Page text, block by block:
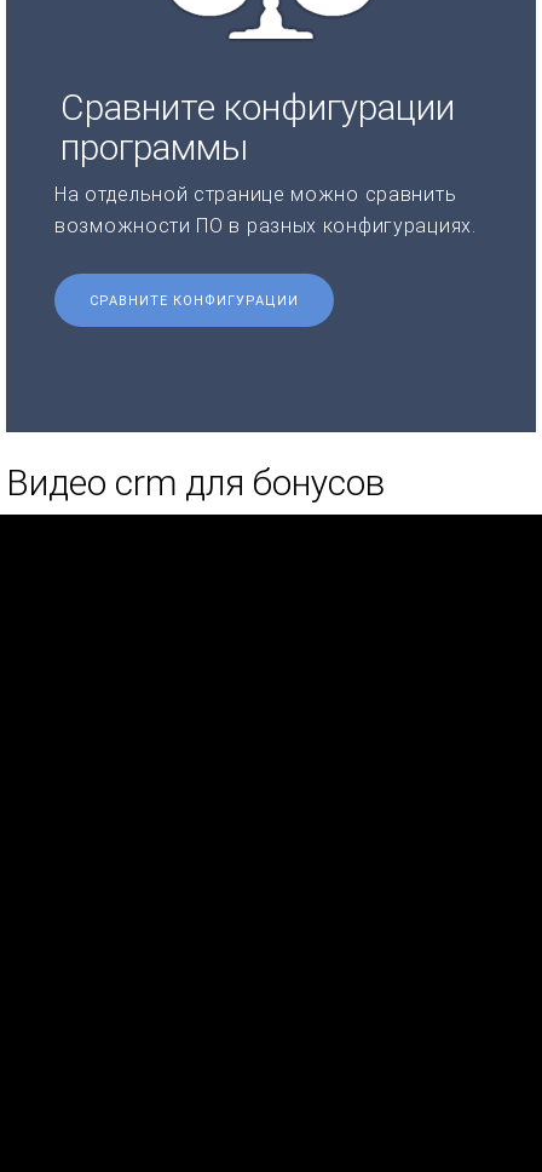
Сравните конфигурации
программы
На отдельной странице можно сравнить
возможности ПО в разных конфигурациях.
СРАВНИТЕ КОНФИГУРАЦИИ
Видео crm для бонусов